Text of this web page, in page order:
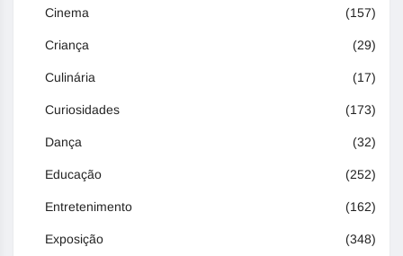
Cinema (157)
Criança (29)
Culinária (17)
Curiosidades (173)
Dança (32)
Educação (252)
Entretenimento (162)
Exposição (348)